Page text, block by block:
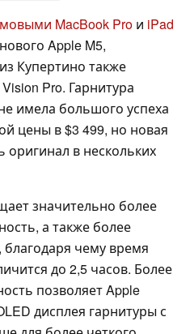
MacBook Pro и iPad
Apple M5,
Купертино также
Pro. Гарнитура
имела большого успеха
цены в $3 499, но новая
в нескольких
значительно более
а также более
чему время
до 2,5 часов. Более
позволяет Apple
дисплея гарнитуры с